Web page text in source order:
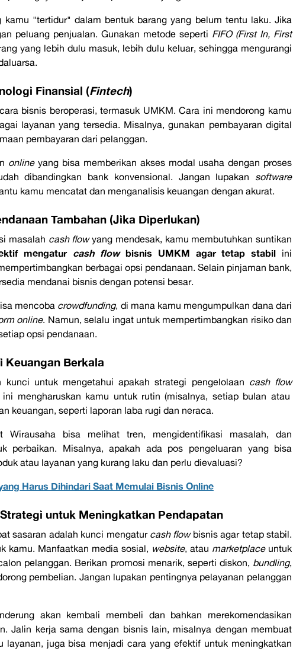
kamu "tertidur" dalam bentuk barang yang belum tentu laku. Jika
peluang penjualan. Gunakan metode seperti FIFO (First In, First
yang lebih dulu masuk, lebih dulu keluar, sehingga mengurangi
Finansial (Fintech)
bisnis beroperasi, termasuk UMKM. Cara ini mendorong kamu
layanan yang tersedia. Misalnya, gunakan pembayaran digital
pembayaran dari pelanggan.
onlineyang bisa memberikan akses modal usaha dengan proses
dibandingkan bank konvensional. Jangan lupakan software
kamu mencatat dan menganalisis keuangan dengan akurat.
Tambahan (Jika Diperlukan)
masalah cash flowyang mendesak, kamu membutuhkan suntikan
mengatur cash flowbisnis UMKM agar tetap stabil ini
berbagai opsi pendanaan. Selain pinjaman bank,
mendanai bisnis dengan potensi besar.
mencoba crowdfunding, di mana kamu mengumpulkan dana dari
online. Namun, selalu ingat untuk mempertimbangkan risiko dan
opsi pendanaan.
Keuangan Berkala
kunci untuk mengetahui apakah strategi pengelolaan cash flow
mengharuskan kamu untuk rutin (misalnya, setiap bulan atau
keuangan, seperti laporan laba rugi dan neraca.
Wirausaha bisa melihat tren, mengidentifikasi masalah, dan
perbaikan. Misalnya, apakah ada pos pengeluaran yang bisa
atau layanan yang kurang laku dan perlu dievaluasi?
Harus Dihindari Saat Memulai Bisnis Online
untuk Meningkatkan Pendapatan
sasaran adalah kunci mengatur cash flowbisnis agar tetap stabil.
kamu. Manfaatkan media sosial, website, atau marketplaceuntuk
pelanggan. Berikan promosi menarik, seperti diskon, bundling,
pembelian. Jangan lupakan pentingnya pelayanan pelanggan
akan kembali membeli dan bahkan merekomendasikan
Jalin kerja sama dengan bisnis lain, misalnya dengan membuat
layanan, juga bisa menjadi cara yang efektif untuk meningkatkan